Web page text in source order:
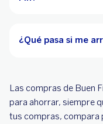
¿Qué pasa si me
Las compras de Buen
para ahorrar, siempre
tus compras, compara